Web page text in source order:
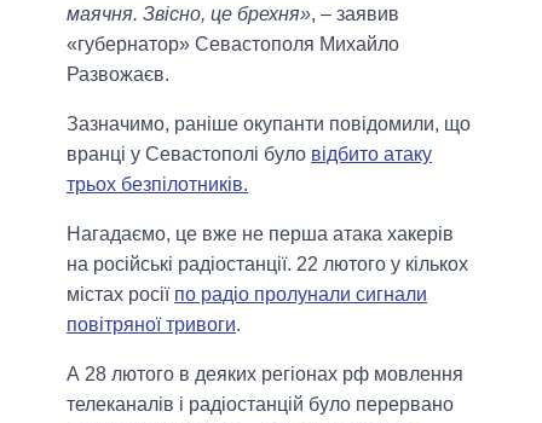
маячня. Звісно, це брехня», – заявив
«губернатор» Севастополя Михайло
Развожаєв.
Зазначимо, раніше окупанти повідомили, що
вранці у Севастополі було відбито атаку
трьох безпілотників.
Нагадаємо, це вже не перша атака хакерів
на російські радіостанції. 22 лютого у кількох
містах росії по радіо пролунали сигнали
повітряної тривоги.
А 28 лютого в деяких регіонах рф мовлення
телеканалів і радіостанцій було перервано